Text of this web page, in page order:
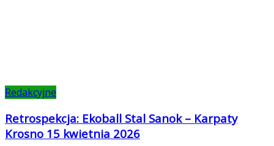
Redakcyjne
Retrospekcja: Ekoball Stal Sanok – Karpaty
Krosno 15 kwietnia 2026